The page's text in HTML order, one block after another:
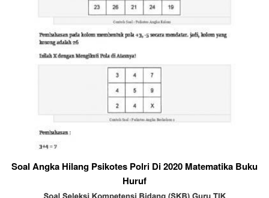
Soal Angka Hilang Psikotes Polri Di 2020 Matematika Buku
Huruf